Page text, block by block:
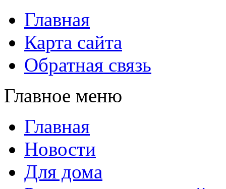
Главная
Карта сайта
Обратная связь
Главное меню
Главная
Новости
Для дома